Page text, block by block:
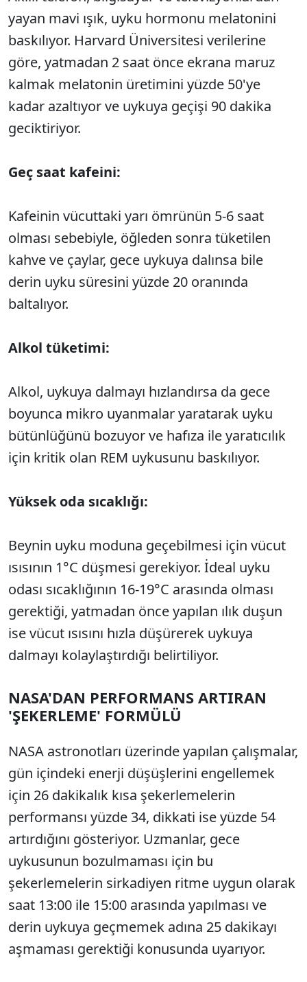
yayan mavi ışık, uyku hormonu melatonini
baskılıyor. Harvard Üniversitesi verilerine
göre, yatmadan 2 saat önce ekrana maruz
kalmak melatonin üretimini yüzde 50'ye
kadar azaltıyor ve uykuya geçişi 90 dakika
geciktiriyor.
Geç saat kafeini:
Kafeinin vücuttaki yarı ömrünün 5-6 saat
olması sebebiyle, öğleden sonra tüketilen
kahve ve çaylar, gece uykuya dalınsa bile
derin uyku süresini yüzde 20 oranında
baltalıyor.
Alkol tüketimi:
Alkol, uykuya dalmayı hızlandırsa da gece
boyunca mikro uyanmalar yaratarak uyku
bütünlüğünü bozuyor ve hafıza ile yaratıcılık
için kritik olan REM uykusunu baskılıyor.
Yüksek oda sıcaklığı:
Beynin uyku moduna geçebilmesi için vücut
ısısının 1°C düşmesi gerekiyor. İdeal uyku
odası sıcaklığının 16-19°C arasında olması
gerektiği, yatmadan önce yapılan ılık duşun
ise vücut ısısını hızla düşürerek uykuya
dalmayı kolaylaştırdığı belirtiliyor.
NASA'DAN PERFORMANS ARTIRAN
'ŞEKERLEME' FORMÜLÜ
NASA astronotları üzerinde yapılan çalışmalar,
gün içindeki enerji düşüşlerini engellemek
için 26 dakikalık kısa şekerlemelerin
performansı yüzde 34, dikkati ise yüzde 54
artırdığını gösteriyor. Uzmanlar, gece
uykusunun bozulmaması için bu
şekerlemelerin sirkadiyen ritme uygun olarak
saat 13:00 ile 15:00 arasında yapılması ve
derin uykuya geçmemek adına 25 dakikayı
aşmaması gerektiği konusunda uyarıyor.